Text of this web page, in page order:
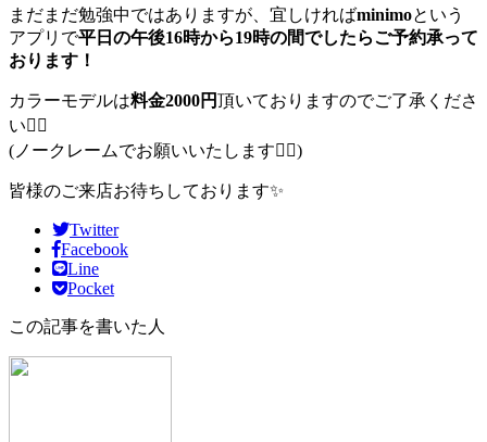
まだまだ勉強中ではありますが、宜しければminimoという
アプリで平日の午後16時から19時の間でしたらご予約承って
おります！
カラーモデルは料金2000円頂いておりますのでご了承くださ
い🙇‍♀️
(ノークレームでお願いいたします🙇‍♀️)
皆様のご来店お待ちしております✨️
Twitter
Facebook
Line
Pocket
この記事を書いた人